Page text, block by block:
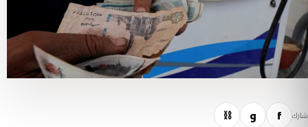
شارك f و ⛓